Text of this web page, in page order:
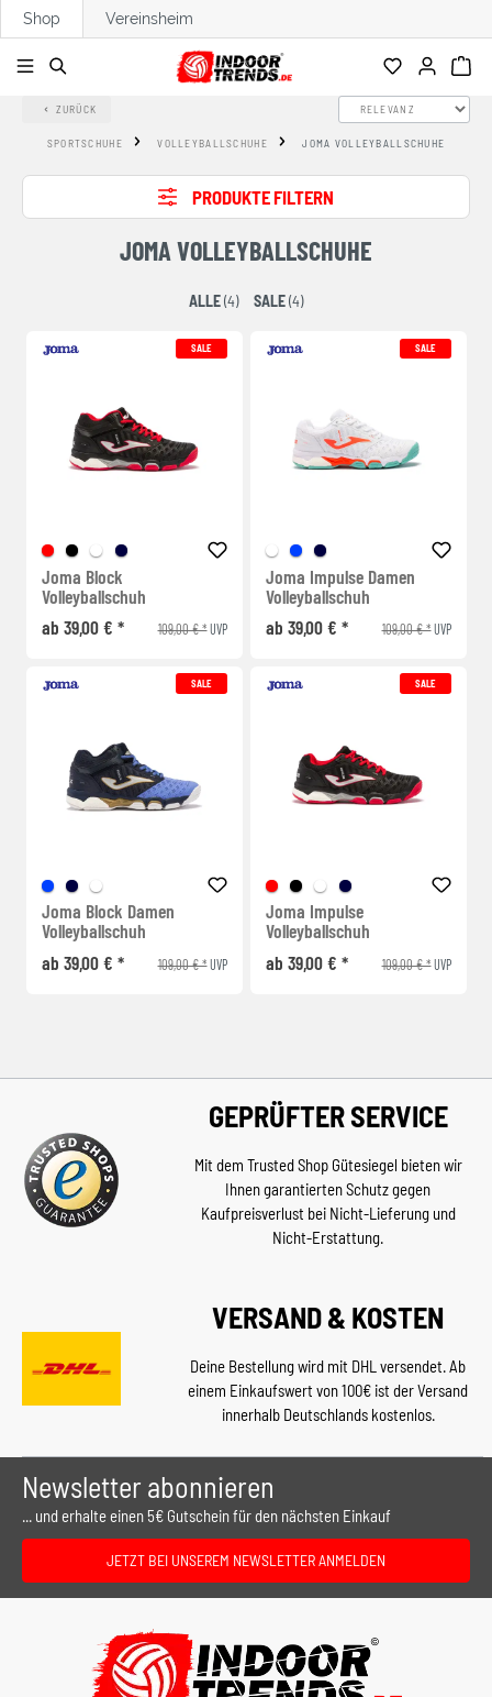
springen
Shop Vereinsheim
ZURÜCK
SPORTSCHUHE VOLLEYBALLSCHUHE JOMA VOLLEYBALLSCHUHE
PRODUKTE FILTERN
JOMA VOLLEYBALLSCHUHE
ALLE(4) SALE(4)
SALE
Joma Block
Volleyballschuh
ab 39,00 € *
109,00 € *UVP
SALE
Joma Impulse Damen
Volleyballschuh
ab 39,00 € *
109,00 € *UVP
SALE
Joma Block Damen
Volleyballschuh
ab 39,00 € *
109,00 € *UVP
SALE
Joma Impulse
Volleyballschuh
ab 39,00 € *
109,00 € *UVP
GEPRÜFTER SERVICE
Mit dem Trusted Shop Gütesiegel bieten wir
Ihnen garantierten Schutz gegen
Kaufpreisverlust bei Nicht-Lieferung und
Nicht-Erstattung.
VERSAND & KOSTEN
Deine Bestellung wird mit DHL versendet. Ab
einem Einkaufswert von 100€ ist der Versand
innerhalb Deutschlands kostenlos.
Newsletter abonnieren
... und erhalte einen 5€ Gutschein für den nächsten Einkauf
JETZT BEI UNSEREM NEWSLETTER ANMELDEN